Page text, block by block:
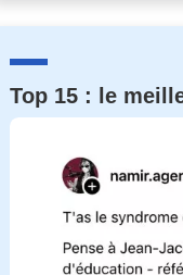
Top 15 : le